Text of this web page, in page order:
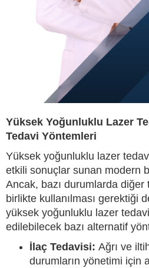
Yüksek Yoğunluklu Lazer
Tedavi Yöntemleri
Yüksek yoğunluklu lazer
etkili sonuçlar sunan modern
Ancak, bazı durumlarda
birlikte kullanılması gerektiği
yüksek yoğunluklu lazer
edilebilecek bazı alternatif
İlaç Tedavisi: Ağrı ve
durumların yönetimi için